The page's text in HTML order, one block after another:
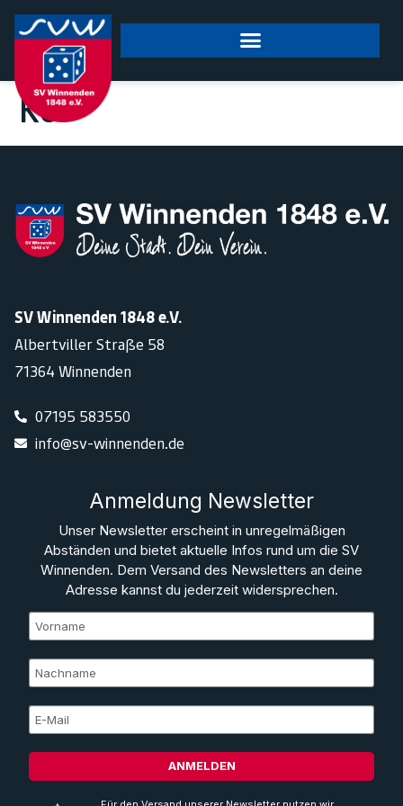
springen
Kür
SV Winnenden 1848 e.V.
Albertviller Straße 58
71364 Winnenden
07195 583550
info@sv-winnenden.de
Anmeldung Newsletter
Unser Newsletter erscheint in unregelmäßigen
Abständen und bietet aktuelle Infos rund um die SV
Winnenden. Dem Versand des Newsletters an deine
Adresse kannst du jederzeit widersprechen.
ANMELDEN